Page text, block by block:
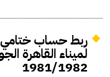
ربط حساب ختامي
لميناء القاهرة
1981/1982